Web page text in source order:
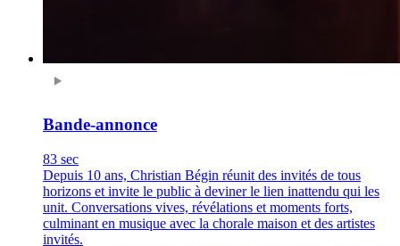
Bande-annonce
83 sec
Depuis 10 ans, Christian Bégin réunit des invités de tous
horizons et invite le public à deviner le lien inattendu qui les
unit. Conversations vives, révélations et moments forts,
culminant en musique avec la chorale maison et des artistes
invités.